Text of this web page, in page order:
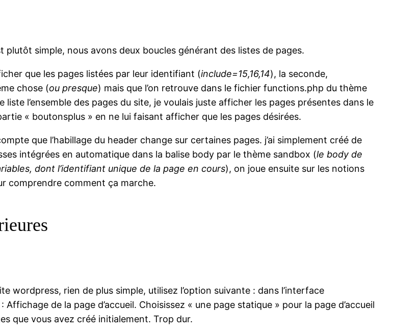
simple, nous avons deux boucles générant des listes de pages.
que les pages listées par leur identifiant (include=15,16,14), la seconde,
chose (ou presque) mais que l’on retrouve dans le fichier functions.php du thème
liste l’ensemble des pages du site, je voulais juste afficher les pages présentes dans le
« boutonsplus » en ne lui faisant afficher que les pages désirées.
que l’habillage du header change sur certaines pages. j’ai simplement créé de
intégrées en automatique dans la balise body par le thème sandbox (le body de
dont l’identifiant unique de la page en cours), on joue ensuite sur les notions
comprendre comment ça marche.
wordpress, rien de plus simple, utilisez l’option suivante : dans l’interface
de la page d’accueil. Choisissez « une page statique » pour la page d’accueil
que vous avez créé initialement. Trop dur.